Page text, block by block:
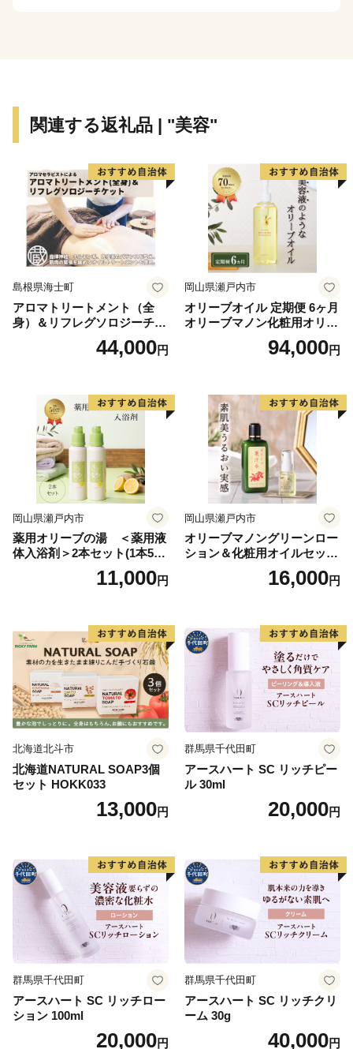
関連する返礼品 | "美容"
島根県海士町
アロマトリートメント（全
身）＆リフレグソロジーチケ
44,000円
岡山県瀬戸内市
オリーブオイル 定期便 6ヶ月
オリーブマノン化粧用オリー
ブオイル 200ml オリーブ オ
イル 美容 スキンケア 化粧用
94,000円
岡山県瀬戸内市
薬用オリーブの湯 ＜薬用液
体入浴剤＞2本セット(1本500
11,000円
岡山県瀬戸内市
オリーブマノングリーンロー
ション＆化粧用オイルセット
美容グッズ スキンケア 化粧
16,000円
北海道北斗市
北海道NATURAL SOAP3個
セット HOKK033
13,000円
群馬県千代田町
アースハート SC リッチピー
ル 30ml
20,000円
群馬県千代田町
アースハート SC リッチロー
ション 100ml
20,000円
群馬県千代田町
アースハート SC リッチクリ
ーム 30g
40,000円